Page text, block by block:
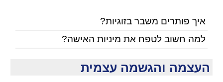
איך פותרים משבר בזוגיות?
למה חשוב לטפח את מיניות האישה?
העצמה והגשמה עצמית